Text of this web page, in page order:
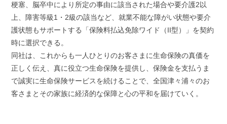
梗塞、脳卒中により所定の事由に該当された場合や要介護2以
上、障害等級1・2級の該当など、就業不能な障がい状態や要介
護状態もサポートする「保険料払込免除ワイド（II型）」を契約
時に選択できる。
同社は、これからも一人ひとりのお客さまに生命保険の真価を
正しく伝え、真に役立つ生命保険を提供し、保険金を支払うま
で誠実に生命保険サービスを続けることで、全国津々浦々のお
客さまとその家族に経済的な保障と心の平和を届けていく。